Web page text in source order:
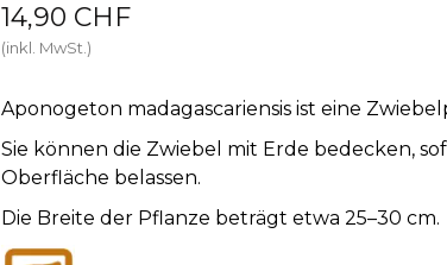
14,90 CHF
(inkl. MwSt.)
Aponogeton madagascariensis ist eine
Sie können die Zwiebel mit Erde bedecken,
Oberfläche belassen.
Die Breite der Pflanze beträgt etwa 25–30 cm.